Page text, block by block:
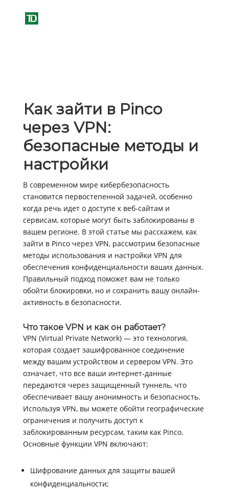
Как зайти в Pinco
через VPN:
безопасные методы и
настройки
В современном мире кибербезопасность
становится первостепенной задачей, особенно
когда речь идет о доступе к веб-сайтам и
сервисам, которые могут быть заблокированы в
вашем регионе. В этой статье мы расскажем, как
зайти в Pinco через VPN, рассмотрим безопасные
методы использования и настройки VPN для
обеспечения конфиденциальности ваших данных.
Правильный подход поможет вам не только
обойти блокировки, но и сохранить вашу онлайн-
активность в безопасности.
Что такое VPN и как он работает?
VPN (Virtual Private Network) — это технология,
которая создает зашифрованное соединение
между вашим устройством и сервером VPN. Это
означает, что все ваши интернет-данные
передаются через защищенный туннель, что
обеспечивает вашу анонимность и безопасность.
Используя VPN, вы можете обойти географические
ограничения и получить доступ к
заблокированным ресурсам, таким как Pinco.
Основные функции VPN включают:
Шифрование данных для защиты вашей
конфиденциальности;